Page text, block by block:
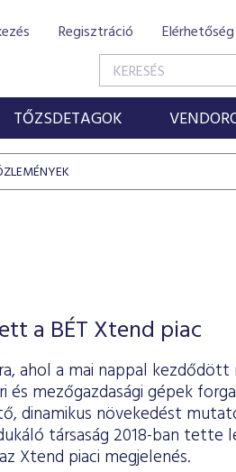
Regisztráció Elérhetőség
TŐZSDETAGOK
a BÉT Xtend piac
ahol a mai nappal kezdődött
és mezőgazdasági gépek
dinamikus növekedést
társaság 2018-ban tette
Xtend piaci megjelenés.